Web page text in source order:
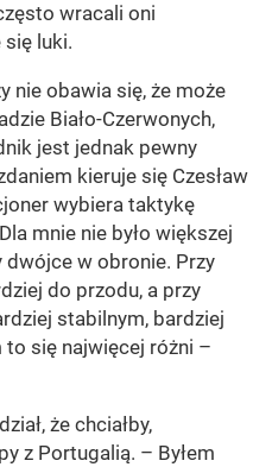
wracali oni
się luki.
nie obawia się, że może
Biało-Czerwonych,
jest jednak pewny
kieruje się Czesław
wybiera taktykę
mnie nie było większej
dwójce w obronie. Przy
do przodu, a przy
stabilnym, bardziej
się najwięcej różni –
że chciałby,
z Portugalią. – Byłem